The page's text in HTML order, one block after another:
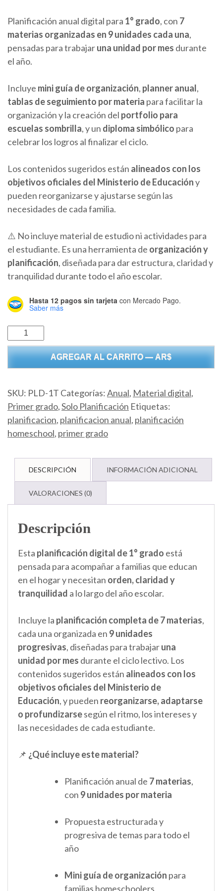
original
era:
$ 20.000,00.
actual
es:
$ 15.000,00.
Planificación anual digital para 1° grado, con 7
materias organizadas en 9 unidades cada una,
pensadas para trabajaruna unidad por mes durante
el año.
Incluye mini guía de organización, planner anual,
tablas de seguimiento por materia para facilitar la
organización y la creación del portfolio para
escuelas sombrilla, y un diploma simbólico para
celebrar los logros al finalizar el ciclo.
Los contenidos sugeridos están alineados con los
objetivos oficiales del Ministerio de Educacióny
pueden reorganizarse y ajustarse según las
necesidades de cada familia.
⚠️ No incluye material de estudio ni actividades para
el estudiante. Es una herramienta de organización y
planificación, diseñada para dar estructura, claridad y
tranquilidad durante todo el año escolar.
Hasta 12 pagos sin tarjeta con Mercado Pago.
Saber más
Planificación
Anual
1°
Grado
Digital
cantidad
AGREGAR AL CARRITO — AR$
SKU: PLD-1T Categorías:Anual, Material digital,
Primer grado,Solo Planificación Etiquetas:
planificacion, planificacion anual, planificación
homeschool, primer grado
DESCRIPCIÓN INFORMACIÓN ADICIONAL
VALORACIONES (0)
Descripción
Esta planificación digital de 1° grado está
pensada para acompañar a familias que educan
en el hogar y necesitan orden, claridad y
tranquilidad a lo largo del año escolar.
Incluye la planificación completa de 7 materias,
cada una organizada en 9 unidades
progresivas, diseñadas para trabajaruna
unidad por mes durante el ciclo lectivo. Los
contenidos sugeridos están alineados con los
objetivos oficiales del Ministerio de
Educación, y pueden reorganizarse, adaptarse
o profundizarsesegún el ritmo, los intereses y
las necesidades de cada estudiante.
📌 ¿Qué incluye este material?
Planificación anual de 7 materias,
con 9 unidades por materia
Propuesta estructurada y
progresiva de temas para todo el
año
Mini guía de organización para
familias homeschoolers